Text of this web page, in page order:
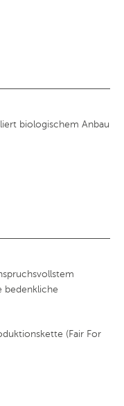
biologischem Anbau
bedenkliche
(Fair For